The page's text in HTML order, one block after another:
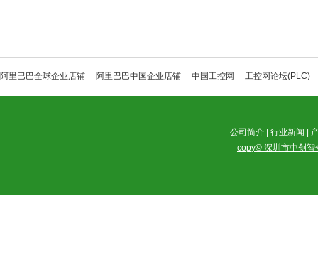
阿里巴巴全球企业店铺 阿里巴巴中国企业店铺 中国工控网 工控网论坛(PLC)
公司简介| 行业新闻
copy© 深圳市中创